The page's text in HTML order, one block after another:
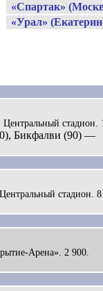
«Спартак»
«Урал»
Центральный стадион.
Бикфалви (90) —
стадион.
Арена». 2 900.